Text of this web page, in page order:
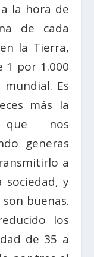
la hora de
de cada
la Tierra,
1 por 1.000
Es
más la
que nos
generas
a
sociedad, y
buenas.
los
de 35 a